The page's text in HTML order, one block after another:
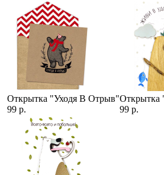
Открытка "Уходя В Отрыв"
99 р.
Открытка
99 р.